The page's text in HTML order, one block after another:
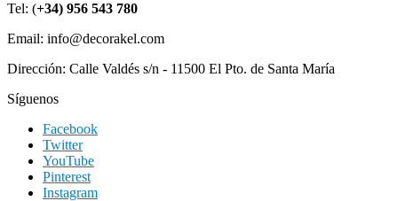
Tel: (+34) 956 543 780
Email: info@decorakel.com
Dirección: Calle Valdés s/n - 11500 El Pto. de Santa María
Síguenos
Facebook
Twitter
YouTube
Pinterest
Instagram